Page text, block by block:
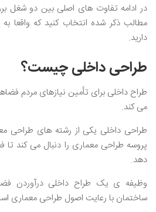
در ادامه تفاوت های اصلی بین دو شغل
مطالب ذکر شده انتخاب کنید که واقعا
دارید.
طراحی داخلی چیست؟
طراح داخلی برای تأمین نیازهای مردم
می کند.
طراحی داخلی یکی از رشته های طراحی
پروسه طراحی معماری را دنبال می کند تا
دهد.
وظیفه ی یک طراح داخلی درآوردن
ساختمان با رعایت اصول طراحی معماری